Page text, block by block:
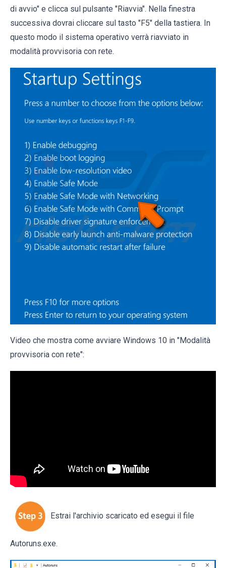
di avvio" e clicca sul pulsante "Riavvia". Nella finestra
successiva dovrai cliccare sul tasto "F5" della tastiera. In
questo modo il sistema operativo verrà riavviato in
modalità provvisoria con rete.
Video che mostra come avviare Windows 10 in "Modalità
provvisoria con rete":
Estrai l'archivio scaricato ed esegui il file
Autoruns.exe.